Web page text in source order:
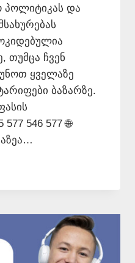
პოლიტიკას და
თუმცა ჩვენ
ყველაზე
ბაზარზე.
546 577 🌐